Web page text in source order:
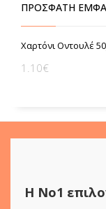
ΠΡΌΣΦΑΤΗ
Χαρτόνι Οντουλέ
1.10€
Η Νο1